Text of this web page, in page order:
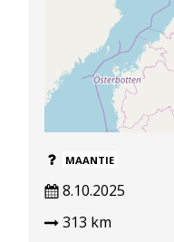
MAANTIE
8.10.2025
313 km